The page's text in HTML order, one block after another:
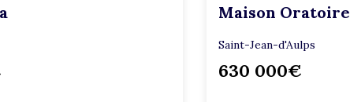
Maison Oratoire
Saint-Jean-d'Aulps
630 000€